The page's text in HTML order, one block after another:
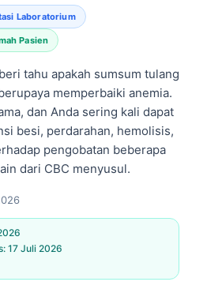
Laboratorium
Pasien
tahu apakah sumsum tulang
memperbaiki anemia.
dan Anda sering kali dapat
besi, perdarahan, hemolisis,
pengobatan beberapa
dari CBC menyusul.
17 Juli 2026